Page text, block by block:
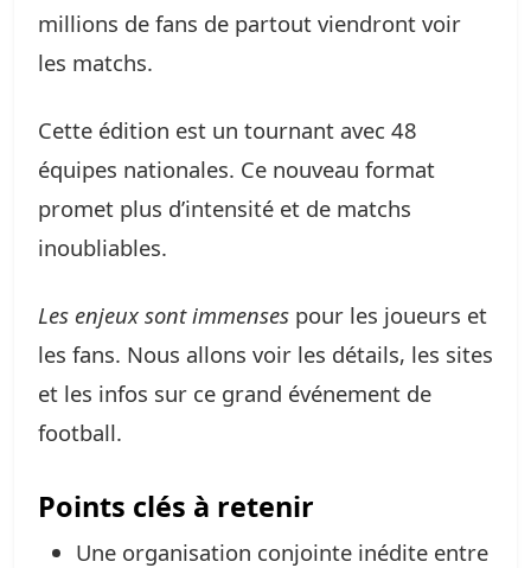
millions de fans de partout viendront voir
les matchs.
Cette édition est un tournant avec 48
équipes nationales. Ce nouveau format
promet plus d’intensité et de matchs
inoubliables.
Les enjeux sont immenses pour les joueurs et
les fans. Nous allons voir les détails, les sites
et les infos sur ce grand événement de
football.
Points clés à retenir
Une organisation conjointe inédite entre